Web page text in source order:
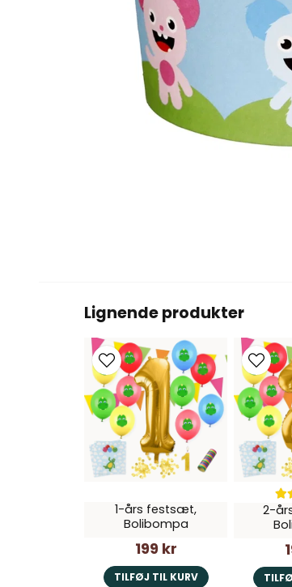
Lignende produkter
1-års festsæt,
Bolibompa
199 kr
TILFØJ TIL KURV
2-